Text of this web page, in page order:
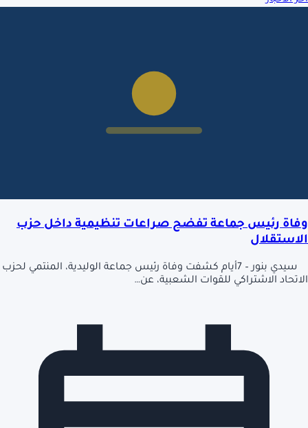
وفاة رئيس جماعة تفضح صراعات تنظيمية داخل حزب
الاستقلال
سيدي بنور – 7أيام كشفت وفاة رئيس جماعة الوليدية، المنتمي لحزب
الاتحاد الاشتراكي للقوات الشعبية، عن…